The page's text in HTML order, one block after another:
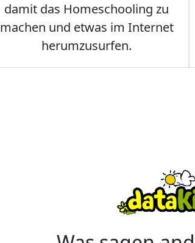
damit das Homeschooling zu
machen und etwas im Internet
herumzusurfen.